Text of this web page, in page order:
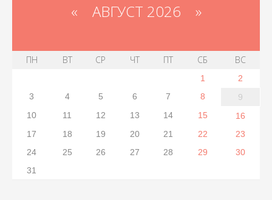
« АВГУСТ 2026 »
ПН ВТ СР ЧТ ПТ СБ ВС
1
2
3
4 5 6 7 8
9
10
11 12 13 14 15
16
17
18 19 20 21 22
23
24
25 26 27 28 29
30
31